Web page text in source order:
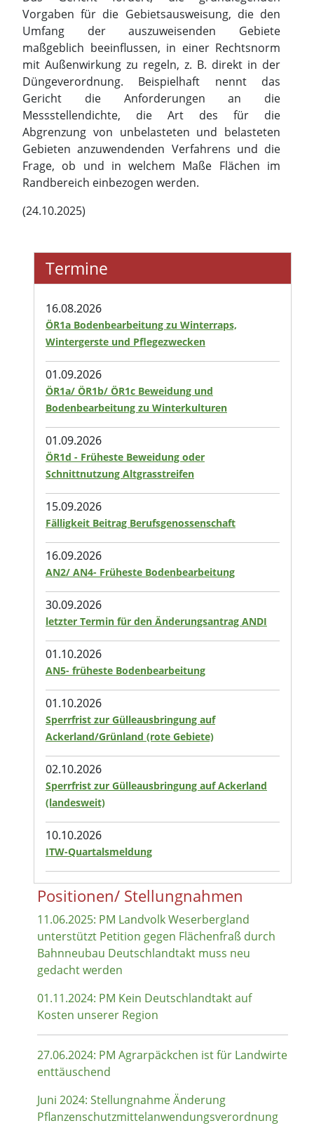
Vorgaben für die Gebietsausweisung, die den
Umfang der auszuweisenden Gebiete
maßgeblich beeinflussen, in einer Rechtsnorm
mit Außenwirkung zu regeln, z. B. direkt in der
Düngeverordnung. Beispielhaft nennt das
Gericht die Anforderungen an die
Messstellendichte, die Art des für die
Abgrenzung von unbelasteten und belasteten
Gebieten anzuwendenden Verfahrens und die
Frage, ob und in welchem Maße Flächen im
Randbereich einbezogen werden.
(24.10.2025)
Termine
16.08.2026
ÖR1a Bodenbearbeitung zu Winterraps,
Wintergerste und Pflegezwecken
01.09.2026
ÖR1a/ ÖR1b/ ÖR1c Beweidung und
Bodenbearbeitung zu Winterkulturen
01.09.2026
ÖR1d - Früheste Beweidung oder
Schnittnutzung Altgrasstreifen
15.09.2026
Fälligkeit Beitrag Berufsgenossenschaft
16.09.2026
AN2/ AN4- Früheste Bodenbearbeitung
30.09.2026
letzter Termin für den Änderungsantrag ANDI
01.10.2026
AN5- früheste Bodenbearbeitung
01.10.2026
Sperrfrist zur Gülleausbringung auf
Ackerland/Grünland (rote Gebiete)
02.10.2026
Sperrfrist zur Gülleausbringung auf Ackerland
(landesweit)
10.10.2026
ITW-Quartalsmeldung
Positionen/ Stellungnahmen
11.06.2025: PM Landvolk Weserbergland
unterstützt Petition gegen Flächenfraß durch
Bahnneubau Deutschlandtakt muss neu
gedacht werden
01.11.2024: PM Kein Deutschlandtakt auf
Kosten unserer Region
27.06.2024: PM Agrarpäckchen ist für Landwirte
enttäuschend
Juni 2024: Stellungnahme Änderung
Pflanzenschutzmittelanwendungsverordnung